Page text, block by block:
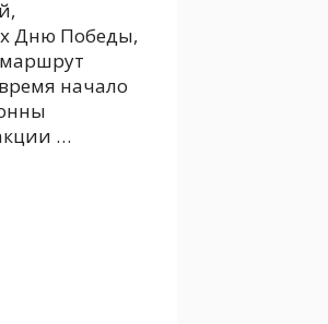
Дню Победы,
начало
…